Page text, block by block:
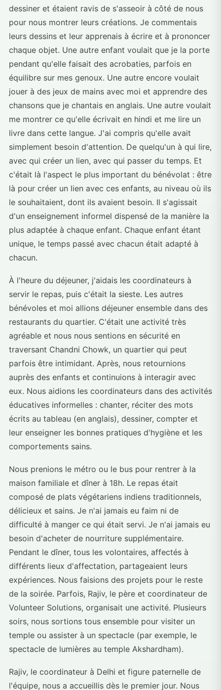
dessiner et étaient ravis de s'asseoir à côté de nous
pour nous montrer leurs créations. Je commentais
leurs dessins et leur apprenais à écrire et à prononcer
chaque objet. Une autre enfant voulait que je la porte
pendant qu'elle faisait des acrobaties, parfois en
équilibre sur mes genoux. Une autre encore voulait
jouer à des jeux de mains avec moi et apprendre des
chansons que je chantais en anglais. Une autre voulait
me montrer ce qu'elle écrivait en hindi et me lire un
livre dans cette langue. J'ai compris qu'elle avait
simplement besoin d'attention. De quelqu'un à qui lire,
avec qui créer un lien, avec qui passer du temps. Et
c'était là l'aspect le plus important du bénévolat : être
là pour créer un lien avec ces enfants, au niveau où ils
le souhaitaient, dont ils avaient besoin. Il s'agissait
d'un enseignement informel dispensé de la manière la
plus adaptée à chaque enfant. Chaque enfant étant
unique, le temps passé avec chacun était adapté à
chacun.
À l'heure du déjeuner, j'aidais les coordinateurs à
servir le repas, puis c'était la sieste. Les autres
bénévoles et moi allions déjeuner ensemble dans des
restaurants du quartier. C'était une activité très
agréable et nous nous sentions en sécurité en
traversant Chandni Chowk, un quartier qui peut
parfois être intimidant. Après, nous retournions
auprès des enfants et continuions à interagir avec
eux. Nous aidions les coordinateurs dans des activités
éducatives informelles : chanter, réciter des mots
écrits au tableau (en anglais), dessiner, compter et
leur enseigner les bonnes pratiques d'hygiène et les
comportements sains.
Nous prenions le métro ou le bus pour rentrer à la
maison familiale et dîner à 18h. Le repas était
composé de plats végétariens indiens traditionnels,
délicieux et sains. Je n'ai jamais eu faim ni de
difficulté à manger ce qui était servi. Je n'ai jamais eu
besoin d'acheter de nourriture supplémentaire.
Pendant le dîner, tous les volontaires, affectés à
différents lieux d'affectation, partageaient leurs
expériences. Nous faisions des projets pour le reste
de la soirée. Parfois, Rajiv, le père et coordinateur de
Volunteer Solutions, organisait une activité. Plusieurs
soirs, nous sortions tous ensemble pour visiter un
temple ou assister à un spectacle (par exemple, le
spectacle de lumières au temple Akshardham).
Rajiv, le coordinateur à Delhi et figure paternelle de
l'équipe, nous a accueillis dès le premier jour. Nous